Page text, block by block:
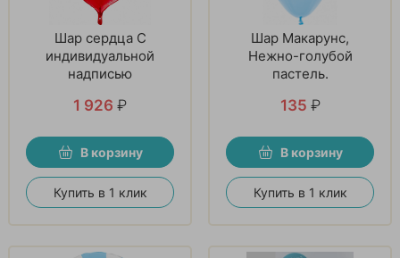
Шар сердца С
индивидуальной
надписью
1 926 ₽
В корзину
Купить в 1 клик
Шар Макарунс,
Нежно-голубой
пастель.
135 ₽
В корзину
Купить в 1 клик